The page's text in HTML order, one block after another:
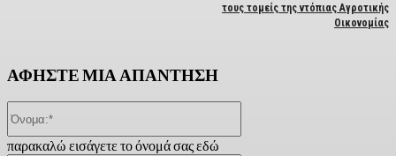
τους τομείς της ντόπιας Αγροτικής
Οικονομίας
ΑΦΗΣΤΕ ΜΙΑ ΑΠΑΝΤΗΣΗ
παρακαλώ εισάγετε το όνομά σας εδώ